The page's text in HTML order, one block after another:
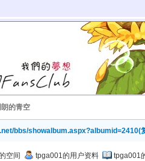
的青空
bbs/showalbum.aspx?albumid=2410(
空间 tpga001的用户资料 tpga001